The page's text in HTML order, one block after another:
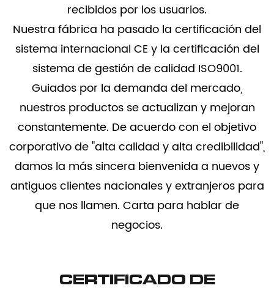
recibidos por los usuarios.
Nuestra fábrica ha pasado la certificación del
sistema internacional CE y la certificación del
sistema de gestión de calidad ISO9001.
Guiados por la demanda del mercado,
nuestros productos se actualizan y mejoran
constantemente. De acuerdo con el objetivo
corporativo de "alta calidad y alta credibilidad",
damos la más sincera bienvenida a nuevos y
antiguos clientes nacionales y extranjeros para
que nos llamen. Carta para hablar de
negocios.
CERTIFICADO DE